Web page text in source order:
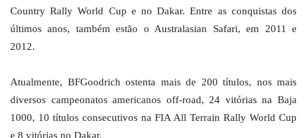
Country Rally World Cup e no Dakar. Entre as conquistas dos
últimos anos, também estão o Australasian Safari, em 2011 e
2012.
Atualmente, BFGoodrich ostenta mais de 200 títulos, nos mais
diversos campeonatos americanos off-road, 24 vitórias na Baja
1000, 10 títulos consecutivos na FIA All Terrain Rally World Cup
e 8 vitórias no Dakar.